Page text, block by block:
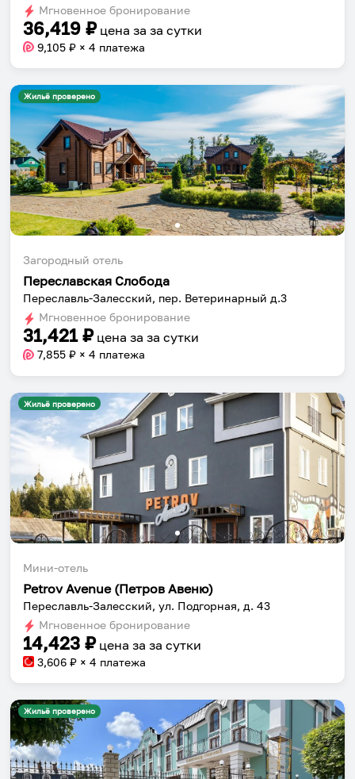
for
changing
changing
Мгновенное бронирование
36,419 ₽ цена за за сутки
9,105 ₽ × 4 платежа
Жильё проверено
Загородный отель
Переславская Слобода
Переславль-Залесский, пер. Ветеринарный д.3
Мгновенное бронирование
31,421₽ цена за за сутки
7,855 ₽ × 4 платежа
Жильё проверено
Мини-отель
Petrov Avenue (Петров Авеню)
Переславль-Залесский, ул. Подгорная, д. 43
Мгновенное бронирование
14,423 ₽ цена за за сутки
3,606 ₽ × 4 платежа
Жильё проверено